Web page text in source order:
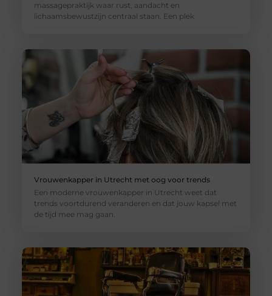
massagepraktijk waar rust, aandacht en
lichaamsbewustzijn centraal staan. Een plek
Vrouwenkapper in Utrecht met oog voor trends
Een moderne vrouwenkapper in Utrecht weet dat
trends voortdurend veranderen en dat jouw kapsel met
de tijd mee mag gaan.